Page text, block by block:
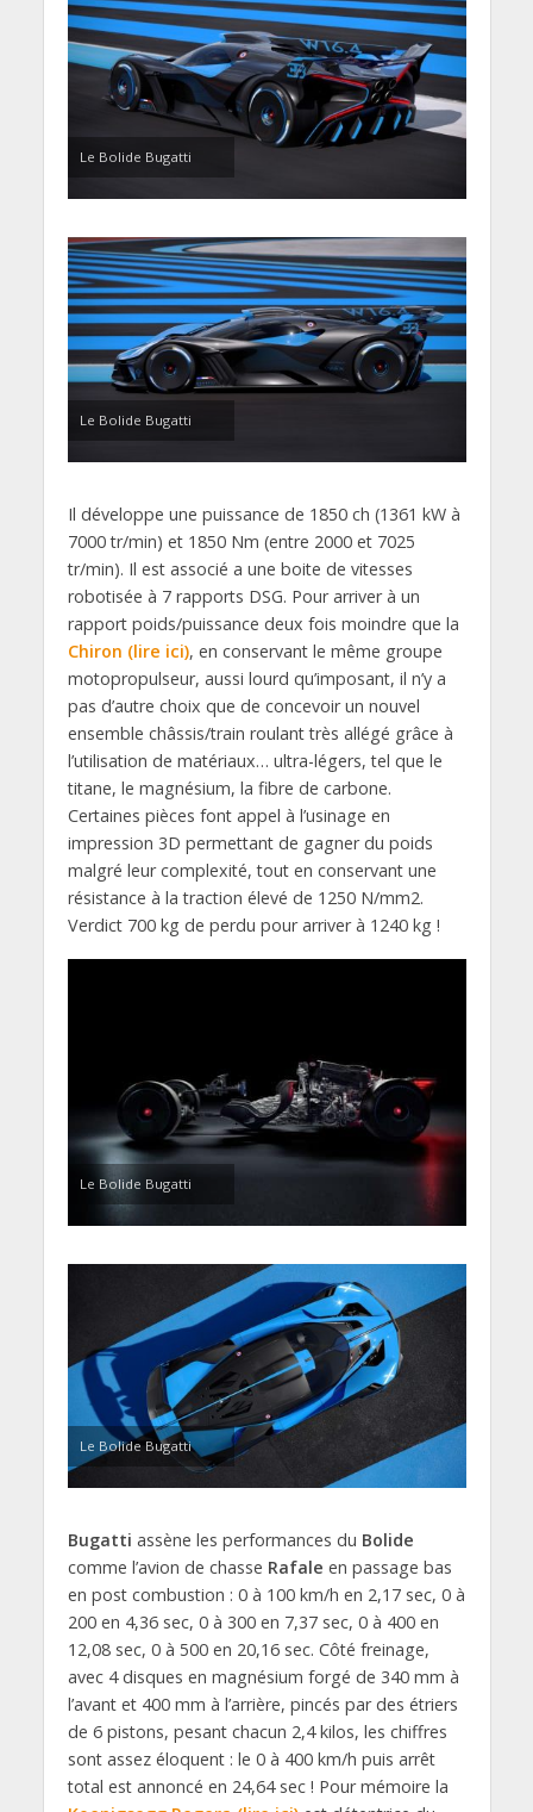
Le Bolide Bugatti
Le Bolide Bugatti
Il développe une puissance de 1850 ch (1361 kW à
7000 tr/min) et 1850 Nm (entre 2000 et 7025
tr/min). Il est associé a une boite de vitesses
robotisée à 7 rapports DSG. Pour arriver à un
rapport poids/puissance deux fois moindre que la
Chiron (lire ici), en conservant le même groupe
motopropulseur, aussi lourd qu’imposant, il n’y a
pas d’autre choix que de concevoir un nouvel
ensemble châssis/train roulant très allégé grâce à
l’utilisation de matériaux… ultra-légers, tel que le
titane, le magnésium, la fibre de carbone.
Certaines pièces font appel à l’usinage en
impression 3D permettant de gagner du poids
malgré leur complexité, tout en conservant une
résistance à la traction élevé de 1250 N/mm2.
Verdict 700 kg de perdu pour arriver à 1240 kg !
Le Bolide Bugatti
Le Bolide Bugatti
Bugatti assène les performances du Bolide
comme l’avion de chasse Rafale en passage bas
en post combustion : 0 à 100 km/h en 2,17 sec, 0 à
200 en 4,36 sec, 0 à 300 en 7,37 sec, 0 à 400 en
12,08 sec, 0 à 500 en 20,16 sec. Côté freinage,
avec 4 disques en magnésium forgé de 340 mm à
l’avant et 400 mm à l’arrière, pincés par des étriers
de 6 pistons, pesant chacun 2,4 kilos, les chiffres
sont assez éloquent : le 0 à 400 km/h puis arrêt
total est annoncé en 24,64 sec ! Pour mémoire la